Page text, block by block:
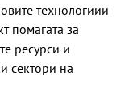
технологиии
помагата за
ресурси и
сектори на